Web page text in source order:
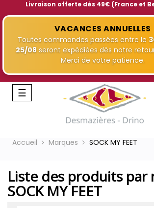
Livraison offerte dès 49€ (France et
VACANCES ANNUELLES
Toutes commandes passées entre le
25/08 seront expédiées dès notre
Merci de votre patience.
Basculer
la
☰
Accueil Marques SOCK MY FEET
Liste des produits par
SOCK MY FEET